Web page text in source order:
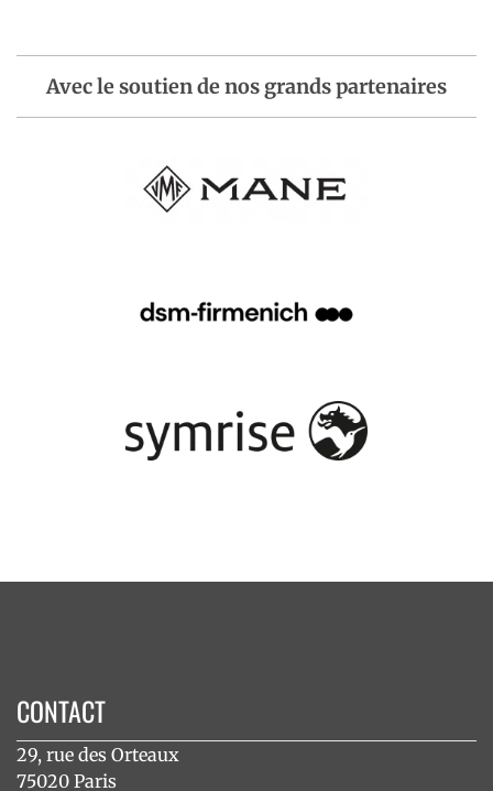
Avec le soutien de nos grands partenaires
CONTACT
29, rue des Orteaux
75020 Paris